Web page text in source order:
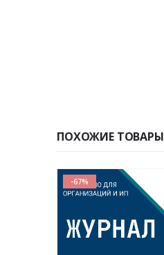
ПОХОЖИЕ ТОВАРЫ
-67%